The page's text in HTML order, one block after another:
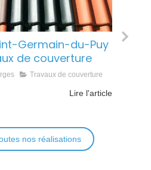
Germain-du-Puy
de couverture
Travaux de couverture
Lire l'article
nos réalisations